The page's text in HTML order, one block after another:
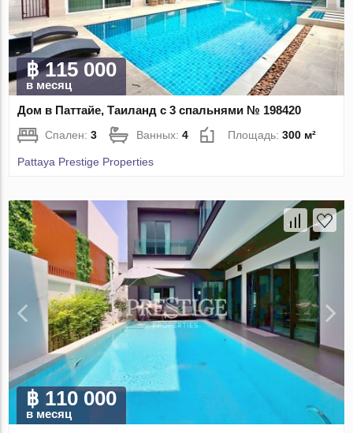
฿ 115 000
в месяц
Дом в Паттайе, Таиланд с 3 спальнями № 198420
Спален:3 Ванных:4 Площадь:300 м²
Pattaya Prestige Properties
฿ 110 000
в месяц